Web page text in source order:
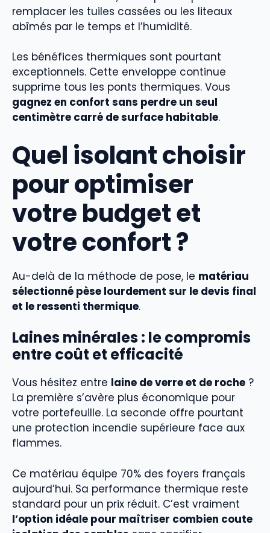
remplacer les tuiles cassées ou les liteaux
abîmés par le temps et l’humidité.
Les bénéfices thermiques sont pourtant
exceptionnels. Cette enveloppe continue
supprime tous les ponts thermiques. Vous
gagnez en confort sans perdre un seul
centimètre carré de surface habitable.
Quel isolant choisir
pour optimiser
votre budget et
votre confort ?
Au-delà de la méthode de pose, le matériau
sélectionné pèse lourdement sur le devis final
et le ressenti thermique.
Laines minérales : le compromis
entre coût et efficacité
Vous hésitez entre laine de verre et de roche ?
La première s’avère plus économique pour
votre portefeuille. La seconde offre pourtant
une protection incendie supérieure face aux
flammes.
Ce matériau équipe 70% des foyers français
aujourd’hui. Sa performance thermique reste
standard pour un prix réduit. C’est vraiment
l’option idéale pour maîtriser combien coute